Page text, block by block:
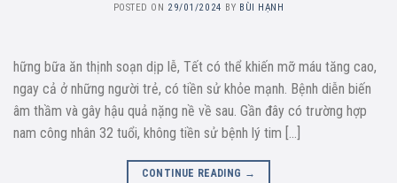
POSTED ON 29/01/2024 BY BÙI HẠNH
hững bữa ăn thịnh soạn dịp lễ, Tết có thể khiến mỡ máu tăng cao,
ngay cả ở những người trẻ, có tiền sử khỏe mạnh. Bệnh diễn biến
âm thầm và gây hậu quả nặng nề về sau. Gần đây có trường hợp
nam công nhân 32 tuổi, không tiền sử bệnh lý tim […]
CONTINUE READING →